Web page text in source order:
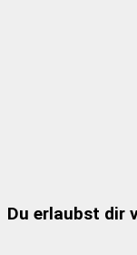
Du erlaubst dir